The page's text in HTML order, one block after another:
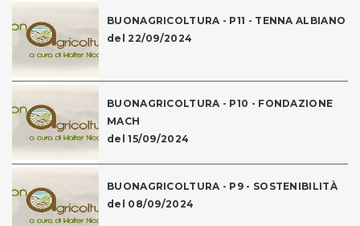
BUONAGRICOLTURA - P11 - TENNA ALBIANO
del 22/09/2024
BUONAGRICOLTURA - P10 - FONDAZIONE
MACH
del 15/09/2024
BUONAGRICOLTURA - P9 - SOSTENIBILITÀ
del 08/09/2024